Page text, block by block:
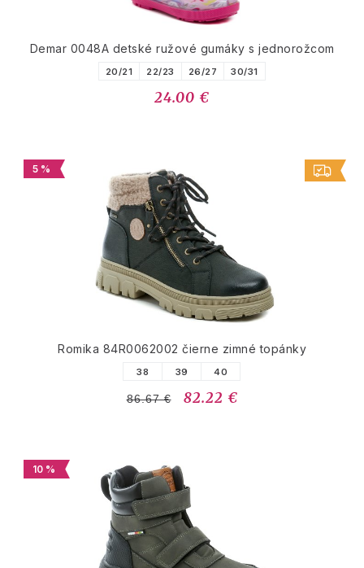
Demar 0048A detské ružové gumáky s jednorožcom
20/21 22/23 26/27 30/31
24.00 €
5 %
Romika 84R0062002 čierne zimné topánky
38 39 40
86.67 € 82.22 €
10 %